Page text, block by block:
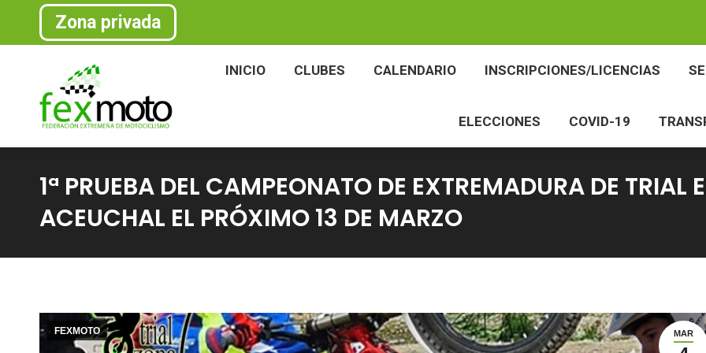
Zona privada
INICIO CLUBES CALENDARIO INSCRIPCIONES/LICENCIAS
ELECCIONES COVID-19
1ª PRUEBA DEL CAMPEONATO DE EXTREMADURA DE TRIAL
ACEUCHAL EL PRÓXIMO 13 DE MARZO
MAR
FEXMOTO
ELECCIONES COVID-19